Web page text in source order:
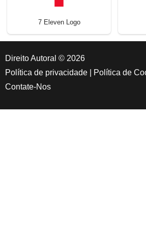
7 Eleven Logo
Direito Autoral © 2026
Política de privacidade
Política de
Contate-Nos